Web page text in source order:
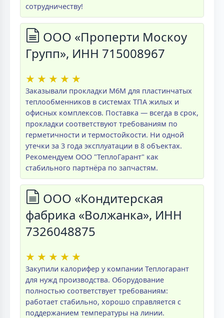
сотрудничеству!
ООО «Проперти Москоу
Групп», ИНН 715008967
★ ★ ★ ★ ★
Заказывали прокладки M6M для пластинчатых
теплообменников в системах ТПА жилых и
офисных комплексов. Поставка — всегда в срок,
прокладки соответствуют требованиям по
герметичности и термостойкости. Ни одной
утечки за 3 года эксплуатации в 8 объектах.
Рекомендуем ООО "ТеплоГарант" как
стабильного партнёра по запчастям.
ООО «Кондитерская
фабрика «Волжанка», ИНН
7326048875
★ ★ ★ ★ ★
Закупили калорифер у компании Теплогарант
для нужд производства. Оборудование
полностью соответствует требованиям:
работает стабильно, хорошо справляется с
поддержанием температуры на линии.